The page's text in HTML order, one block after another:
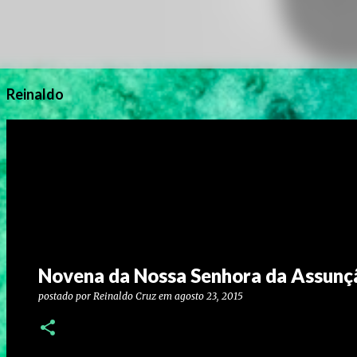
Reinaldo
Novena da Nossa Senhora da
postado por Reinaldo Cruz em agosto 23, 2015